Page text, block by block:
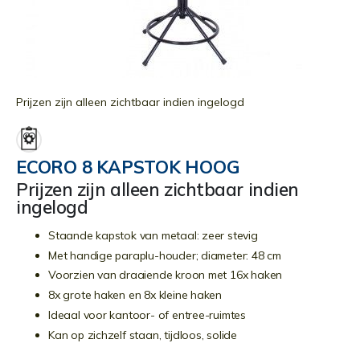
naar
begin
van
de
afbeeldingen-
gallerij
ECORO 8 KAPSTOK HOOG
Prijzen zijn alleen zichtbaar indien
ingelogd
Staande kapstok van metaal: zeer stevig
Met handige paraplu-houder; diameter: 48 cm
Voorzien van draaiende kroon met 16x haken
8x grote haken en 8x kleine haken
Ideaal voor kantoor- of entree-ruimtes
Kan op zichzelf staan, tijdloos, solide
Prijzen zijn alleen zichtbaar indien ingelogd